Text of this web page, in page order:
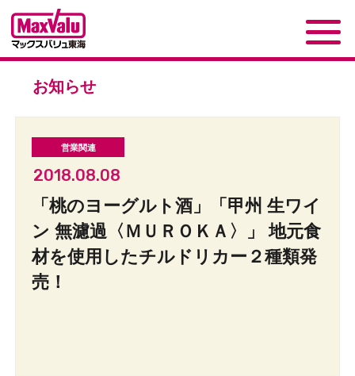
お知らせ
2018.08.08
「桃のヨーグルト酒」「甲州 生ワイ
ン 無濾過〈ＭＵＲＯＫＡ〉」 地元食
材を使用したチルドリカー２種類発
売！